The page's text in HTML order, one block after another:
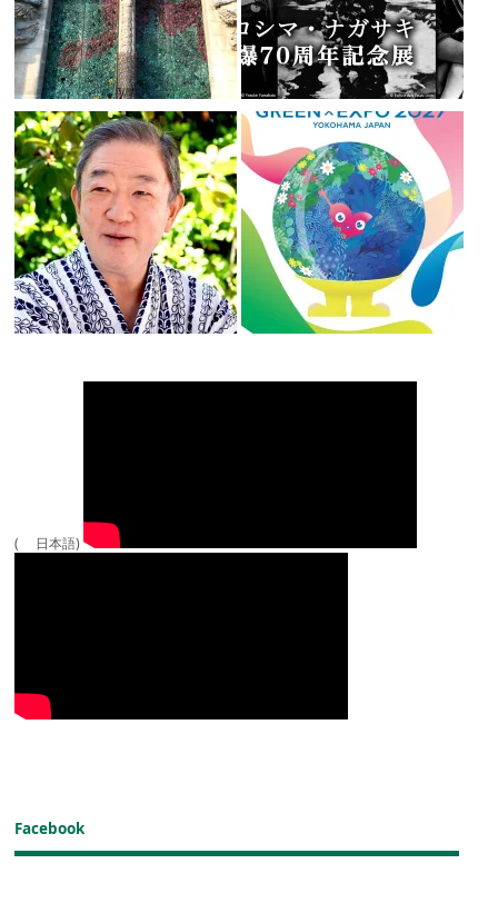
( 日本語)
Facebook